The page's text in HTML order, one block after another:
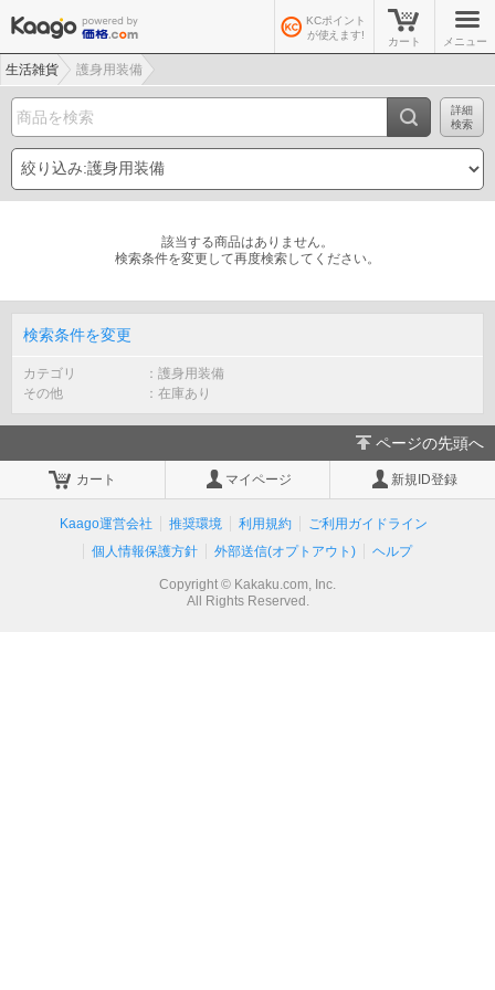
KCポイント
が使えます!
カート メニュー
生活雑貨 護身用装備
詳細
検索
該当する商品はありません。
検索条件を変更して再度検索してください。
検索条件を変更
カテゴリ
護身用装備
その他
在庫あり
ページの先頭へ
カート マイページ 新規ID登録
Kaago運営会社 推奨環境 利用規約
ご利用ガイドライン
個人情報保護方針
外部送信(オプトアウト) ヘルプ
Copyright © Kakaku.com, Inc.
All Rights Reserved.